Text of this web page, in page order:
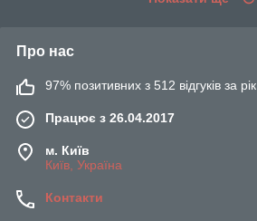
Про нас
97% позитивних з 512 відгуків за рік
Працює з 26.04.2017
м. Київ
Київ, Україна
Контакти